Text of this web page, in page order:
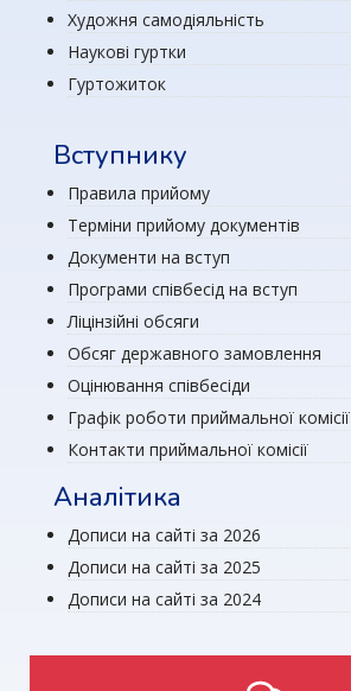
Художня самодіяльність
Наукові гуртки
Гуртожиток
Вступнику
Правила прийому
Терміни прийому документів
Документи на вступ
Програми співбесід на вступ
Ліцінзійні обсяги
Обсяг державного замовлення
Оцінювання співбесіди
Графік роботи приймальної комісії
Контакти приймальної комісії
Аналітика
Дописи на сайті за 2026
Дописи на сайті за 2025
Дописи на сайті за 2024